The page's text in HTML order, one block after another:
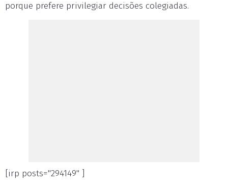
porque prefere privilegiar decisões colegiadas.
[irp posts="294149" ]